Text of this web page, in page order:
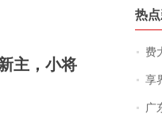
主，小将
热
费大
享
广东